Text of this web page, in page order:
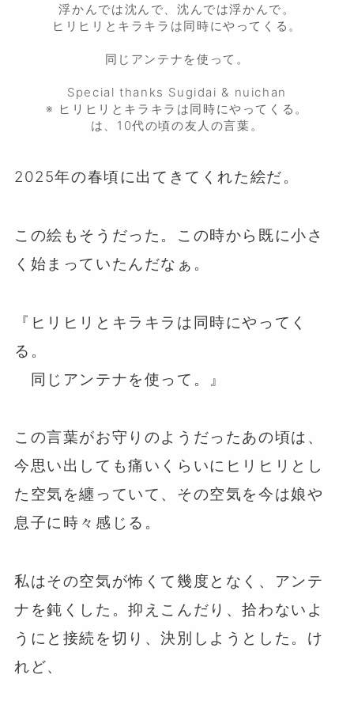
浮かんでは沈んで、沈んでは浮かんで。
ヒリヒリとキラキラは同時にやってくる。
同じアンテナを使って。
Special thanks Sugidai & nuichan
※ ヒリヒリとキラキラは同時にやってくる。
は、10代の頃の友人の言葉。
2025年の春頃に出てきてくれた絵だ。
この絵もそうだった。この時から既に小さ
く始まっていたんだなぁ。
『ヒリヒリとキラキラは同時にやってく
る。
同じアンテナを使って。』
この言葉がお守りのようだったあの頃は、
今思い出しても痛いくらいにヒリヒリとし
た空気を纏っていて、その空気を今は娘や
息子に時々感じる。
私はその空気が怖くて幾度となく、アンテ
ナを鈍くした。抑えこんだり、拾わないよ
うにと接続を切り、決別しようとした。け
れど、